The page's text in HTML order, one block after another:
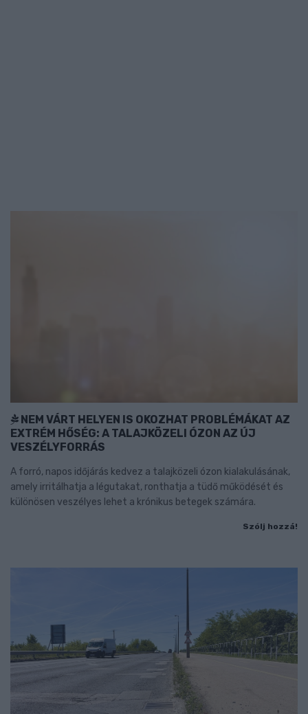
NEM VÁRT HELYEN IS OKOZHAT PROBLÉMÁKAT AZ
EXTRÉM HŐSÉG: A TALAJKÖZELI ÓZON AZ ÚJ
VESZÉLYFORRÁS
A forró, napos időjárás kedvez a talajközeli ózon kialakulásának,
amely irritálhatja a légutakat, ronthatja a tüdő működését és
különösen veszélyes lehet a krónikus betegek számára.
Szólj hozzá!